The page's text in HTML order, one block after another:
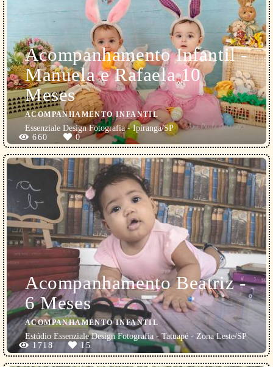
Acompanhamento Infantil -
Manuela e Rafaela 10
Meses
ACOMPANHAMENTO INFANTIL
Essenziale Design Fotografia - Ipiranga/SP
660
0
Acompanhamento Beatriz -
6 Meses
ACOMPANHAMENTO INFANTIL
Estúdio Essenziale Design Fotografia - Tatuapé - Zona Leste/SP
1718
15